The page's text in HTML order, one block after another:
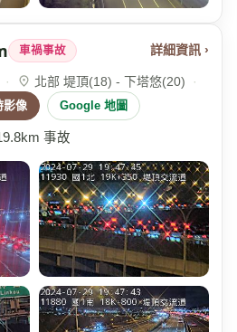
車禍事故 詳細資訊 ›
· 北部 堤頂(18) - 下塔悠(20)
·
影像 Google 地圖
事故